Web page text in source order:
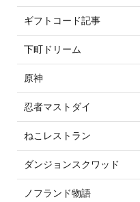
ギフトコード記事
下町ドリーム
原神
忍者マストダイ
ねこレストラン
ダンジョンスクワッド
ノフランド物語